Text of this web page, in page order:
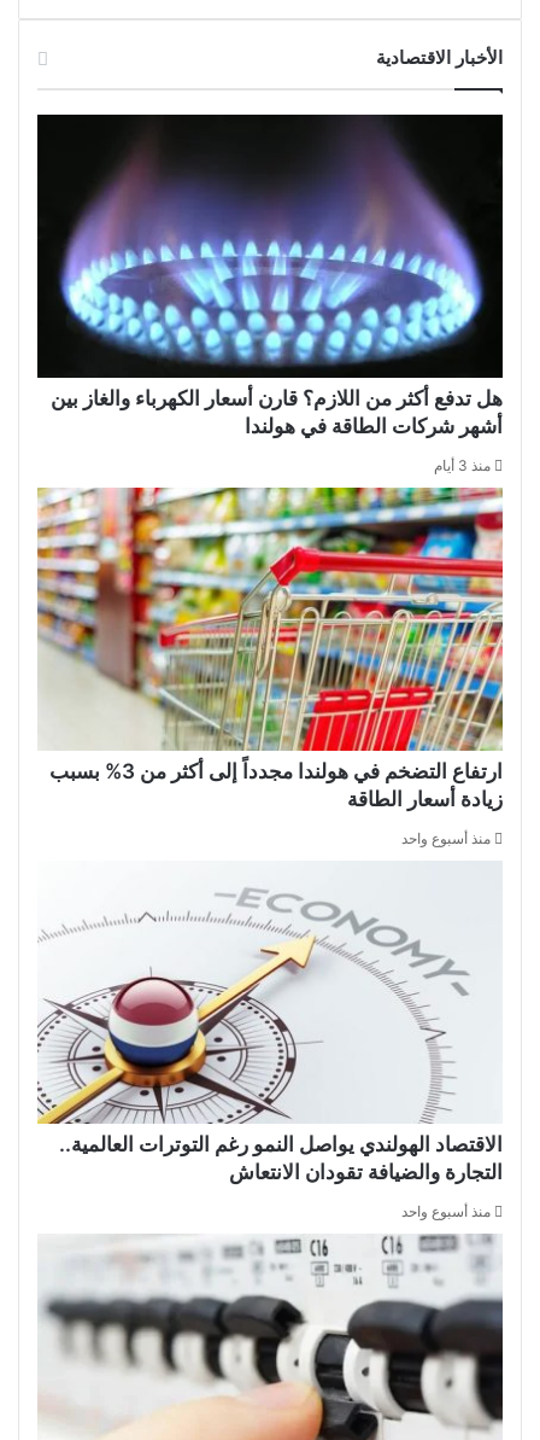
الأخبار الاقتصادية
هل تدفع أكثر من اللازم؟ قارن أسعار الكهرباء والغاز بين
أشهر شركات الطاقة في هولندا
منذ 3 أيام
ارتفاع التضخم في هولندا مجدداً إلى أكثر من 3% بسبب
زيادة أسعار الطاقة
منذ أسبوع واحد
الاقتصاد الهولندي يواصل النمو رغم التوترات العالمية..
التجارة والضيافة تقودان الانتعاش
منذ أسبوع واحد